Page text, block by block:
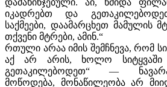
იკადრებთ და
საქმეები, დაამარცხეთ მამულის
თქვენი მტრები, ამინ.“
რთული არაა იმის შემჩნევა, რომ
აქ არ არის, ხოლო
გეთაკილებოდეთ“ —
მოწოდება, მონაწილეობა არ